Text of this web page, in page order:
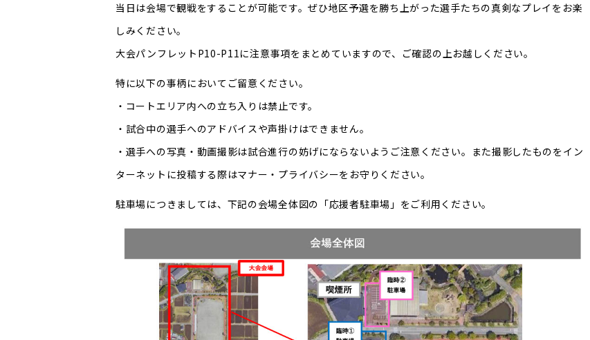
当日は会場で観戦をすることが可能です。ぜひ地区予選を勝ち上がった選手たちの真剣なプレイをお楽
しみください。
大会パンフレットP10-P11に注意事項をまとめていますので、ご確認の上お越しください。
特に以下の事柄においてご留意ください。
・コートエリア内への立ち入りは禁止です。
・試合中の選手へのアドバイスや声掛けはできません。
・選手への写真・動画撮影は試合進行の妨げにならないようご注意ください。また撮影したものをイン
ターネットに投稿する際はマナー・プライバシーをお守りください。
駐車場につきましては、下記の会場全体図の「応援者駐車場」をご利用ください。